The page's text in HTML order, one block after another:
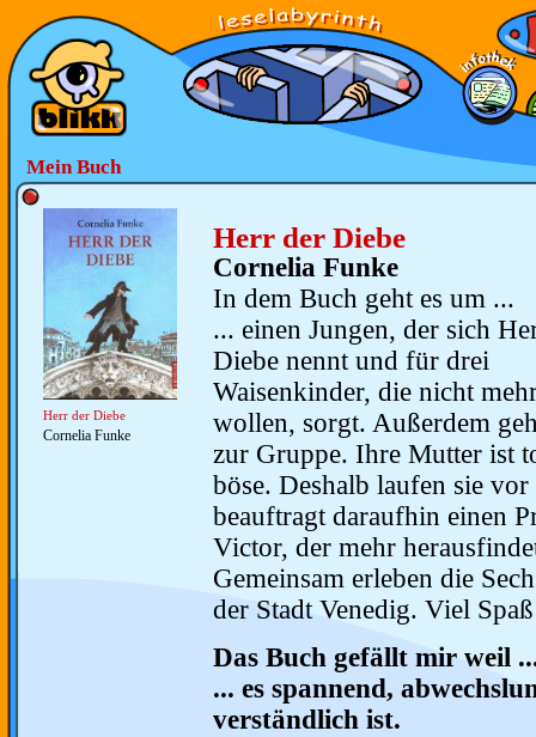
Mein Buch
Herr der Diebe
Cornelia Funke
Herr der Diebe
Cornelia Funke
In dem Buch geht es um ...
... einen Jungen, der sich
Diebe nennt und für drei
Waisenkinder, die nicht
wollen, sorgt. Außerdem
zur Gruppe. Ihre Mutter ist
böse. Deshalb laufen sie
beauftragt daraufhin einen
Victor, der mehr
Gemeinsam erleben die
der Stadt Venedig. Viel
Das Buch gefällt mir weil
... es spannend,
verständlich ist.